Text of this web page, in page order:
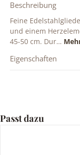
Beschreibung
Feine
und einem
45-50 cm. Dur…
Eigenschaften
Produktgalerie
Passt dazu